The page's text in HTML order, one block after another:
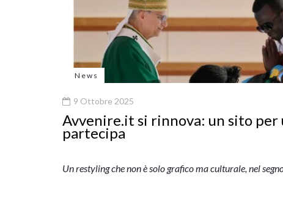
News
9 Ottobre 2025
Avvenire.it si rinnova: un sito per
partecipa
Un restyling che non è solo grafico ma culturale, nel